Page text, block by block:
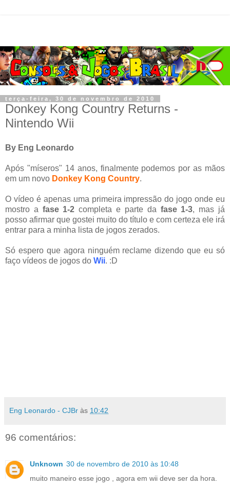
terça-feira, 30 de novembro de 2010
Donkey Kong Country Returns -
Nintendo Wii
By Eng Leonardo
Após "míseros" 14 anos, finalmente podemos por as mãos
em um novo Donkey Kong Country.
O vídeo é apenas uma primeira impressão do jogo onde eu
mostro a fase 1-2 completa e parte da fase 1-3, mas já
posso afirmar que gostei muito do título e com certeza ele irá
entrar para a minha lista de jogos zerados.
Só espero que agora ninguém reclame dizendo que eu só
faço vídeos de jogos do Wii. :D
Eng Leonardo - CJBr às 10:42
96 comentários:
Unknown 30 de novembro de 2010 às 10:48
muito maneiro esse jogo , agora em wii deve ser da hora.